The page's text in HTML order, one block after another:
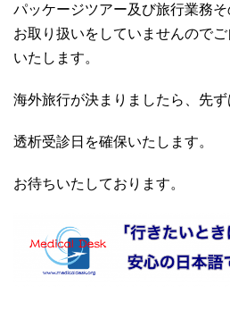
パッケージツアー及び旅行業務そ
お取り扱いをしていませんので
いたします。
海外旅行が決まりましたら、先ず
透析受診日を確保いたします。
お待ちいたしております。